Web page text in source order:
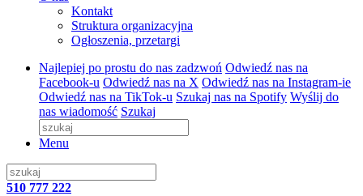
Kontakt
Struktura organizacyjna
Ogłoszenia, przetargi
Najlepiej po prostu do nas zadzwoń Odwiedź nas na
Facebook-u Odwiedź nas na X Odwiedź nas na Instagram-ie
Odwiedź nas na TikTok-u Szukaj nas na Spotify Wyślij do
nas wiadomość Szukaj
Menu
510 777 222